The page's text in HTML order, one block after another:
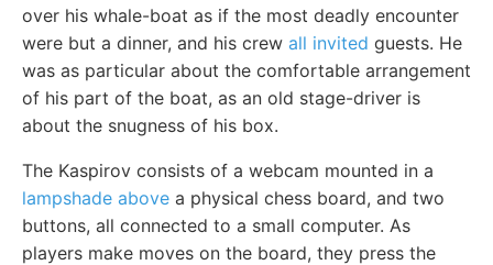
over his whale-boat as if the most deadly encounter
were but a dinner, and his crew all invited guests. He
was as particular about the comfortable arrangement
of his part of the boat, as an old stage-driver is
about the snugness of his box.
The Kaspirov consists of a webcam mounted in a
lampshade above a physical chess board, and two
buttons, all connected to a small computer. As
players make moves on the board, they press the